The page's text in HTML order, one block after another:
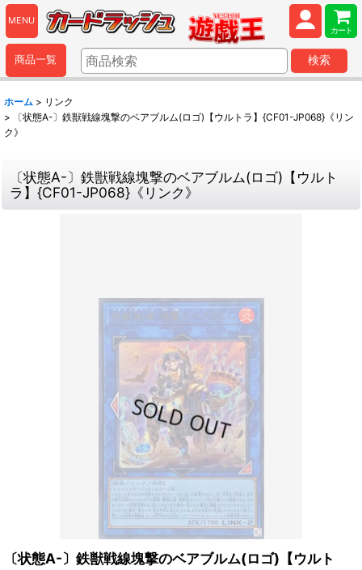
MENU
カート
商品一覧 検索
ホーム > リンク
>
〔状態A-〕鉄獣戦線塊撃のベアブルム(ロゴ)【ウルトラ】{CF01-JP068}《リン
ク》
〔状態A-〕鉄獣戦線塊撃のベアブルム(ロゴ)【ウルト
ラ】{CF01-JP068}《リンク》
〔状態A-〕鉄獣戦線塊撃のベアブルム(ロゴ)【ウルト